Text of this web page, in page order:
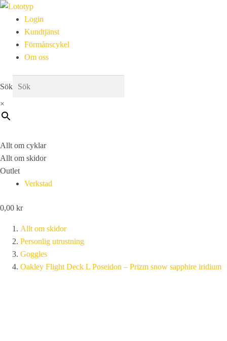
Login
Kundtjänst
Förmånscykel
Om oss
Sök
×
Allt om cyklar
Allt om skidor
Outlet
Verkstad
0,00 kr
Allt om skidor
Personlig utrustning
Goggles
Oakley Flight Deck L Poseidon – Prizm snow sapphire iridium